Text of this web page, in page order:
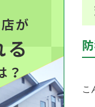
こ